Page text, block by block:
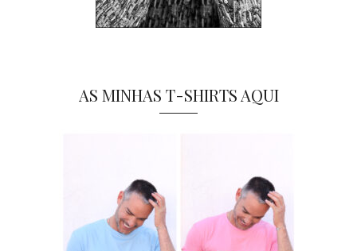
AS MINHAS T-SHIRTS AQUI